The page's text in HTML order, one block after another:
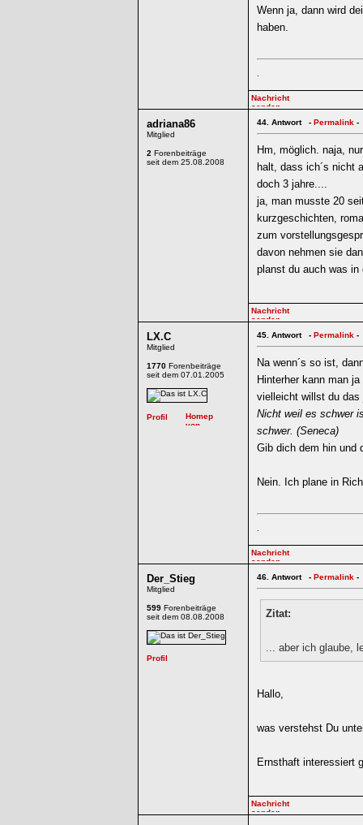
Wenn ja, dann wird
haben.
.
adriana86
Mitglied
2 Forenbeiträge
seit dem 25.08.2008
44. Antwort - Permalink -
Hm, möglich. naja,
halt, dass ich´s nicht
doch 3 jahre....
ja, man musste 20
kurzgeschichten,
zum
davon nehmen sie
planst du auch was in
LX.C
Mitglied
1770 Forenbeiträge
seit dem 07.01.2005
45. Antwort - Permalink -
Na wenn´s so ist,
Hinterher kann man
vielleicht willst du das
Nicht weil es schwer
schwer. (Seneca)
Gib dich dem hin und
Nein. Ich plane in
.
Der_Stieg
Mitglied
599 Forenbeiträge
seit dem 08.08.2008
46. Antwort - Permalink -
Zitat:
... aber ich glaube,
Hallo,
was verstehst Du
Ernsthaft interessiert